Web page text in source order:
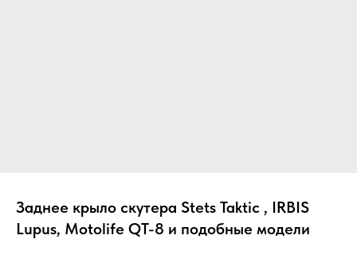
Заднее крыло скутера Stets Taktic , IRBIS
Lupus, Motolife QT-8 и подобные модели